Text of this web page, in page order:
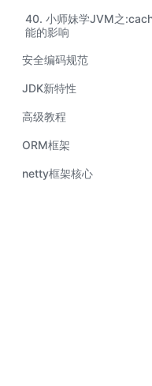
40. 小师妹学JVM之
能的影响
安全编码规范
JDK新特性
高级教程
ORM框架
netty框架核心